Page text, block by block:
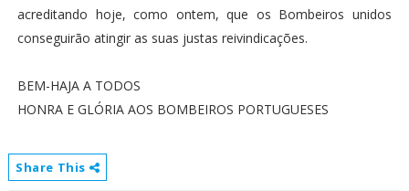
acreditando hoje, como ontem, que os Bombeiros unidos
conseguirão atingir as suas justas reivindicações.
BEM-HAJA A TODOS
HONRA E GLÓRIA AOS BOMBEIROS PORTUGUESES
Share This